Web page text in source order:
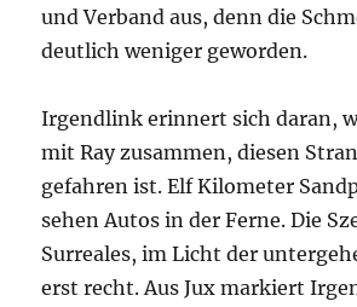
und Verband aus, denn die
deutlich weniger geworden.
Irgendlink erinnert sich daran,
mit Ray zusammen, diesen
gefahren ist. Elf Kilometer
sehen Autos in der Ferne. Die
Surreales, im Licht der
erst recht. Aus Jux markiert